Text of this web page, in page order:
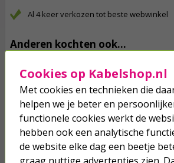
Al 4 keer verkozen tot beste webwinkel
Anderen kochten ook...
(Natuurlijk)
14,50
Potgrond | Pokon |
(Universeel)
Cookies op Kabelshop.nl
Met cookies en technieken die
helpen we je beter en
functionele cookies werkt de
hebben ook een analytische
de website elke dag een beetje
graag nuttige advertenties zien.